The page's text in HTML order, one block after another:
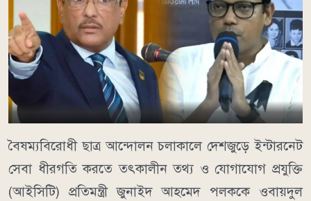
বৈষম্যবিরোধী ছাত্র আন্দোলন চলাকালে দেশজুড়ে ইন্টারনেট
সেবা ধীরগতি করতে তৎকালীন তথ্য ও যোগাযোগ প্রযুক্তি
(আইসিটি) প্রতিমন্ত্রী জুনাইদ আহমেদ পলককে ওবায়দুল